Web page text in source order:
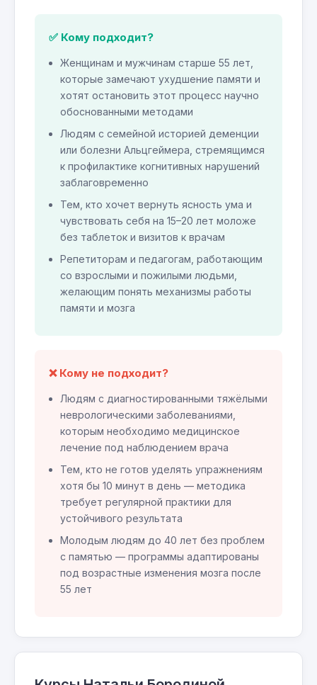
✅ Кому подходит?
Женщинам и мужчинам старше 55 лет,
которые замечают ухудшение памяти и
хотят остановить этот процесс научно
обоснованными методами
Людям с семейной историей деменции
или болезни Альцгеймера, стремящимся
к профилактике когнитивных нарушений
заблаговременно
Тем, кто хочет вернуть ясность ума и
чувствовать себя на 15–20 лет моложе
без таблеток и визитов к врачам
Репетиторам и педагогам, работающим
со взрослыми и пожилыми людьми,
желающим понять механизмы работы
памяти и мозга
❌ Кому не подходит?
Людям с диагностированными тяжёлыми
неврологическими заболеваниями,
которым необходимо медицинское
лечение под наблюдением врача
Тем, кто не готов уделять упражнениям
хотя бы 10 минут в день — методика
требует регулярной практики для
устойчивого результата
Молодым людям до 40 лет без проблем
с памятью — программы адаптированы
под возрастные изменения мозга после
55 лет